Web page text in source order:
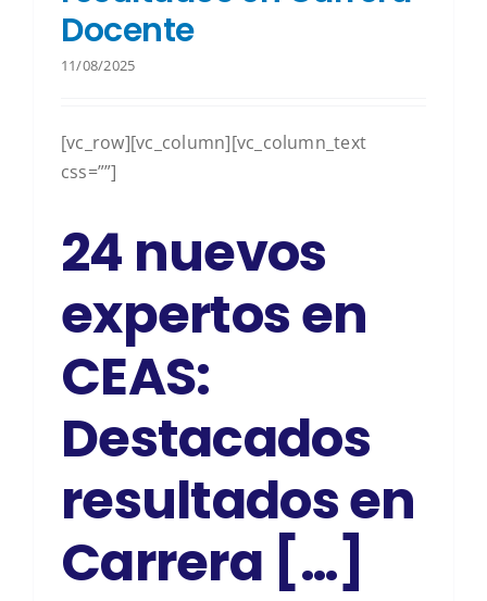
Docente
11/08/2025
[vc_row][vc_column][vc_column_text
css=””]
24 nuevos
expertos en
CEAS:
Destacados
resultados en
Carrera […]